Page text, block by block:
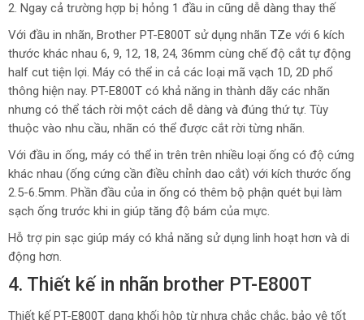
2. Ngay cả trường hợp bị hỏng 1 đầu in cũng dễ dàng thay thế
Với đầu in nhãn, Brother PT-E800T sử dụng nhãn TZe với 6 kích
thước khác nhau 6, 9, 12, 18, 24, 36mm cùng chế độ cắt tự động
half cut tiện lợi. Máy có thể in cả các loại mã vạch 1D, 2D phổ
thông hiện nay. PT-E800T có khả năng in thành dãy các nhãn
nhưng có thể tách rời một cách dễ dàng và đúng thứ tự. Tùy
thuộc vào nhu cầu, nhãn có thể được cắt rời từng nhãn.
Với đầu in ống, máy có thể in trên trên nhiều loại ống có độ cứng
khác nhau (ống cứng cần điều chỉnh dao cắt) với kích thước ống
2.5-6.5mm. Phần đầu của in ống có thêm bộ phận quét bụi làm
sạch ống trước khi in giúp tăng độ bám của mực.
Hỗ trợ pin sạc giúp máy có khả năng sử dụng linh hoạt hơn và di
động hơn.
4. Thiết kế in nhãn brother PT-E800T
Thiết kế PT-E800T dạng khối hộp từ nhựa chắc chắc, bảo vệ tốt